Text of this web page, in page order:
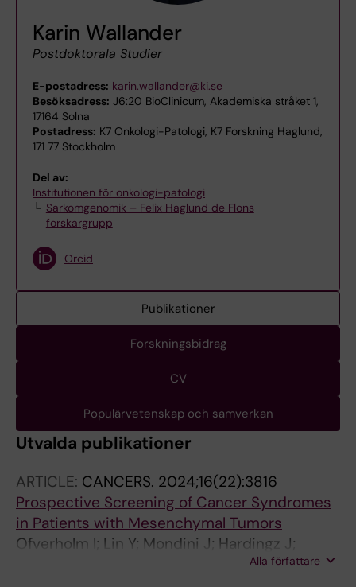
Karin Wallander
Postdoktorala Studier
E-postadress: karin.wallander@ki.se
Besöksadress: J6:20 BioClinicum, Akademiska stråket 1,
17164 Solna
Postadress: K7 Onkologi-Patologi, K7 Forskning Haglund,
171 77 Stockholm
Del av:
Institutionen för onkologi-patologi
Sarkomgenomik – Felix Haglund de Flons
forskargrupp
Orcid
Publikationer
Forskningsbidrag
CV
Populärvetenskap och samverkan
Utvalda publikationer
ARTICLE: CANCERS. 2024;16(22):3816
Prospective Screening of Cancer Syndromes
in Patients with Mesenchymal Tumors
Ofverholm I; Lin Y; Mondini J; Hardingz J;
Braenstroem R; Tsagkozis P; Wirta V;Alla författare